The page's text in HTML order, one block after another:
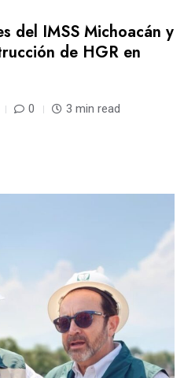
del IMSS Michoacán y
de HGR en
0 3 min read